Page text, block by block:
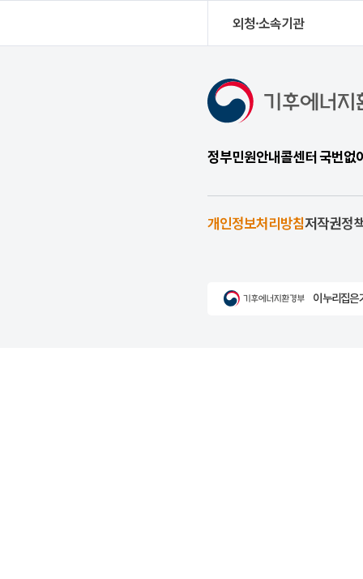
외청·소속기관
정부민원안내콜센터 국번
개인정보처리방침저작권정
이 누리집은